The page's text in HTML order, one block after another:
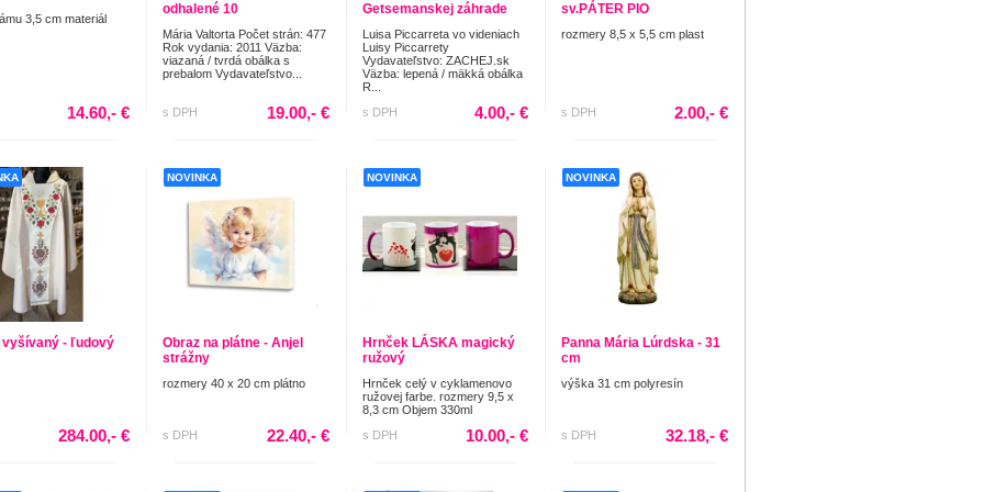
3,5 cm materiál
14.60,- €
odhalené 10
Mária Valtorta Počet strán: 477
Rok vydania: 2011 Väzba:
viazaná / tvrdá obálka s
prebalom Vydavateľstvo...
s DPH 19.00,- €
Getsemanskej záhrade
Luisa Piccarreta vo videniach
Luisy Piccarrety
Vydavateľstvo: ZACHEJ.sk
Väzba: lepená / mäkká obálka
R...
s DPH
4.00,- €
sv.PÁTER PIO
rozmery 8,5 x 5,5 cm plast
s DPH 2.00,- €
vyšívaný - ľudový
284.00,- €
NOVINKA
Obraz na plátne - Anjel
strážny
rozmery 40 x 20 cm plátno
s DPH 22.40,- €
NOVINKA
Hrnček LÁSKA magický
ružový
Hrnček celý v cyklamenovo
ružovej farbe. rozmery 9,5 x
8,3 cm Objem 330ml
s DPH
10.00,- €
NOVINKA
Panna Mária Lúrdska - 31
cm
výška 31 cm polyresín
s DPH 32.18,- €